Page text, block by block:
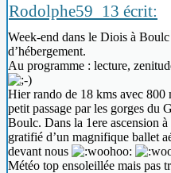
Rodolphe59_13 écrit:
Week-end dans le Diois à
d’hébergement.
Au programme : lecture,
Hier rando de 18 kms avec 800
petit passage par les gorges du
Boulc. Dans la 1ere ascension
gratifié d’un magnifique ballet
devant nous
Météo top ensoleillée mais pas